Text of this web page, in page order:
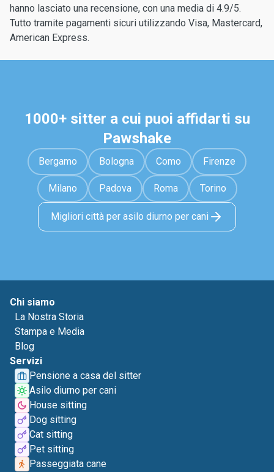
hanno lasciato una recensione, con una media di 4.9/5.
Tutto tramite pagamenti sicuri utilizzando Visa, Mastercard,
American Express.
1000+ sitter a cui puoi affidarti su
Pawshake
Bergamo Bologna Como Firenze
Milano Padova Roma Torino
Migliori città per asilo diurno per cani
Chi siamo
La Nostra Storia
Stampa e Media
Blog
Servizi
Pensione a casa del sitter
Asilo diurno per cani
House sitting
Dog sitting
Cat sitting
Pet sitting
Passeggiata cane